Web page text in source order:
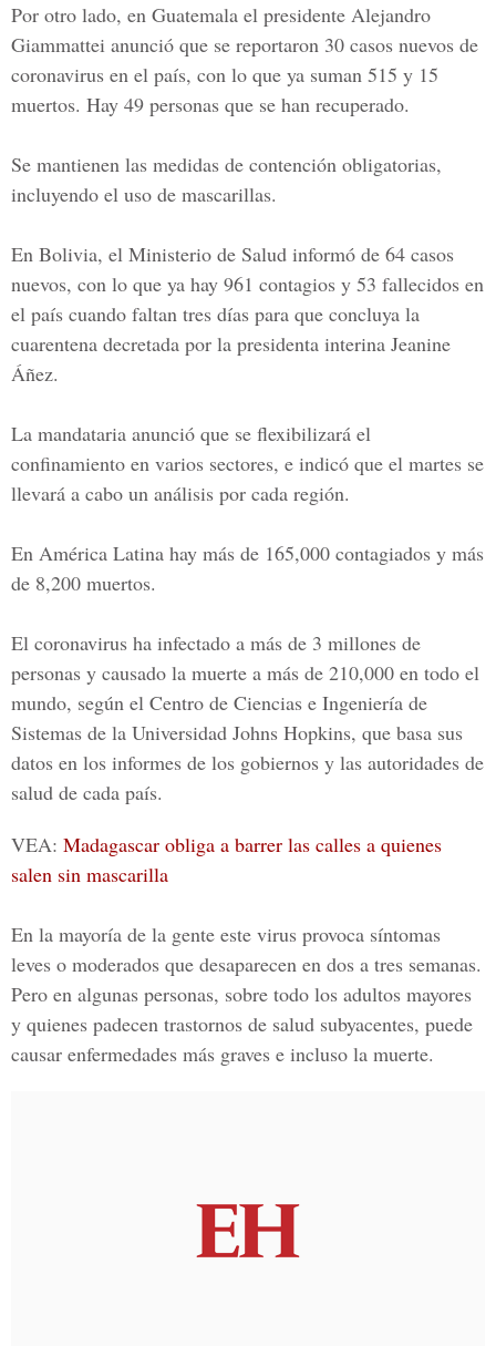
Por otro lado, en Guatemala el presidente Alejandro
Giammattei anunció que se reportaron 30 casos nuevos de
coronavirus en el país, con lo que ya suman 515 y 15
muertos. Hay 49 personas que se han recuperado.
Se mantienen las medidas de contención obligatorias,
incluyendo el uso de mascarillas.
En Bolivia, el Ministerio de Salud informó de 64 casos
nuevos, con lo que ya hay 961 contagios y 53 fallecidos en
el país cuando faltan tres días para que concluya la
cuarentena decretada por la presidenta interina Jeanine
Áñez.
La mandataria anunció que se flexibilizará el
confinamiento en varios sectores, e indicó que el martes se
llevará a cabo un análisis por cada región.
En América Latina hay más de 165,000 contagiados y más
de 8,200 muertos.
El coronavirus ha infectado a más de 3 millones de
personas y causado la muerte a más de 210,000 en todo el
mundo, según el Centro de Ciencias e Ingeniería de
Sistemas de la Universidad Johns Hopkins, que basa sus
datos en los informes de los gobiernos y las autoridades de
salud de cada país.
VEA: Madagascar obliga a barrer las calles a quienes
salen sin mascarilla
En la mayoría de la gente este virus provoca síntomas
leves o moderados que desaparecen en dos a tres semanas.
Pero en algunas personas, sobre todo los adultos mayores
y quienes padecen trastornos de salud subyacentes, puede
causar enfermedades más graves e incluso la muerte.